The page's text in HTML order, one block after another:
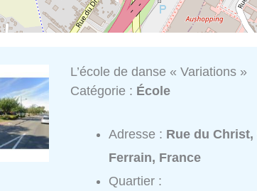
L’école de danse « Variations »
Catégorie : École
Adresse : Rue du Christ,
Ferrain, France
Quartier :